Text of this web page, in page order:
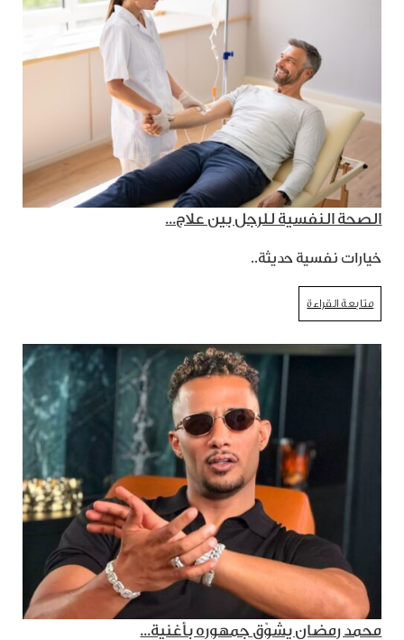
الصحة النفسية للرجل بين علاج...
خيارات نفسية حديثة..
متابعة القراءة
محمد رمضان يشوّق جمهوره بأغنية...